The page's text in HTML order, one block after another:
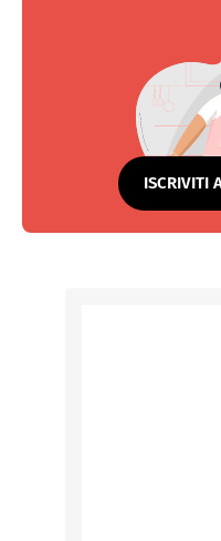
ISCRIVITI